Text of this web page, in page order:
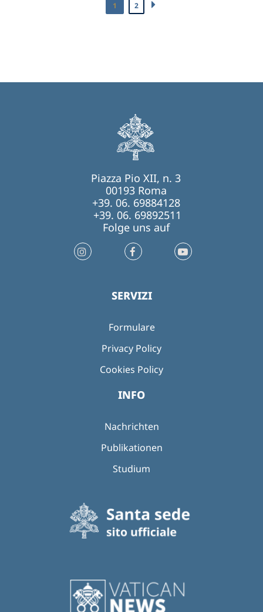
1 2
Piazza Pio XII, n. 3
00193 Roma
+39. 06. 69884128
+39. 06. 69892511
Folge uns auf
SERVIZI
Formulare
Privacy Policy
Cookies Policy
INFO
Nachrichten
Publikationen
Studium